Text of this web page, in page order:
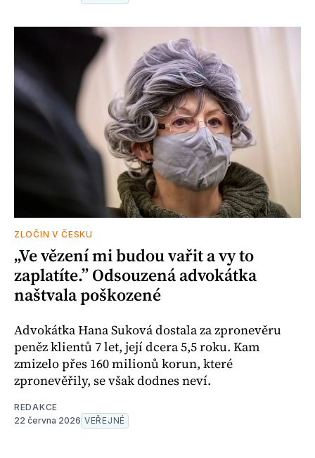
ZLOČIN V ČESKU
„Ve vězení mi budou vařit a vy to
zaplatíte.” Odsouzená advokátka
naštvala poškozené
Advokátka Hana Suková dostala za zpronevěru
peněz klientů 7 let, její dcera 5,5 roku. Kam
zmizelo přes 160 milionů korun, které
zpronevěřily, se však dodnes neví.
REDAKCE
22 června 2026 VEŘEJNÉ